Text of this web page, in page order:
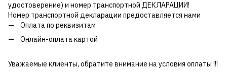
удостоверение) и номер транспортной ДЕКЛАРАЦИИ!
Номер транспортной декларации предоставляется нами
Оплата по реквизитам
Онлайн-оплата картой
Уважаемые клиенты, обратите внимание на условия оплаты !!!